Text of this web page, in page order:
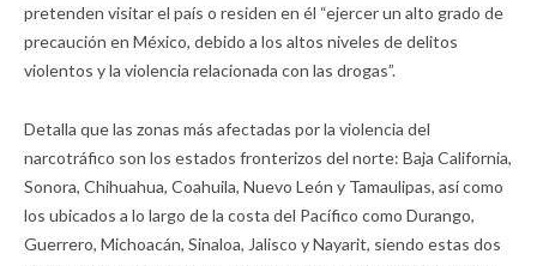
pretenden visitar el país o residen en él “ejercer un alto grado de
precaución en México, debido a los altos niveles de delitos
violentos y la violencia relacionada con las drogas”.
Detalla que las zonas más afectadas por la violencia del
narcotráfico son los estados fronterizos del norte: Baja California,
Sonora, Chihuahua, Coahuila, Nuevo León y Tamaulipas, así como
los ubicados a lo largo de la costa del Pacífico como Durango,
Guerrero, Michoacán, Sinaloa, Jalisco y Nayarit, siendo estas dos